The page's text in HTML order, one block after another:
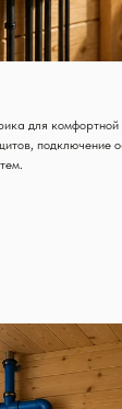
для
подключение